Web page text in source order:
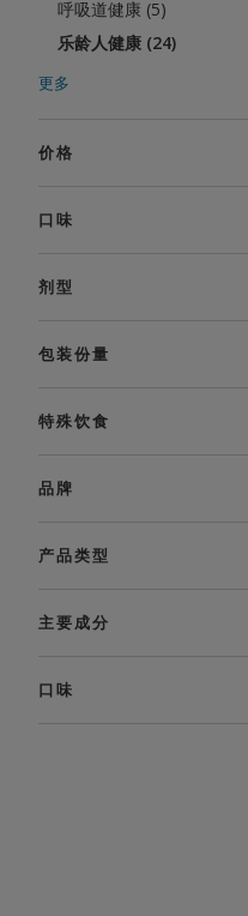
呼吸道健康 (5)
乐龄人健康 (24)
传统中草药 (13)
女性健康 (42)
按成分购买 (130)
免疫力 (124)
无暇美肌 (59)
劲爆优惠 (55)
更多
价格
口味
剂型
包装份量
特殊饮食
品牌
产品类型
主要成分
口味